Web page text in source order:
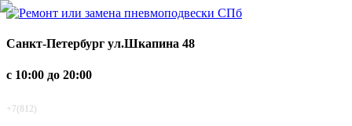
Санкт-Петербург ул.Шкапина 48
с 10:00 до 20:00
+7(812)